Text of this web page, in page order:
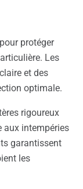
protéger
Les
claire et des
optimale.
rigoureux
aux intempéries
garantissent
les